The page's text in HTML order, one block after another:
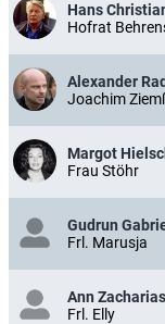
Hans
Hofrat
Alexander
Joachim
Margot
Frau Stöhr
Gudrun
Frl. Marusja
Ann Zacharias
Frl. Elly